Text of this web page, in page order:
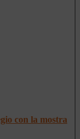
con la mostra